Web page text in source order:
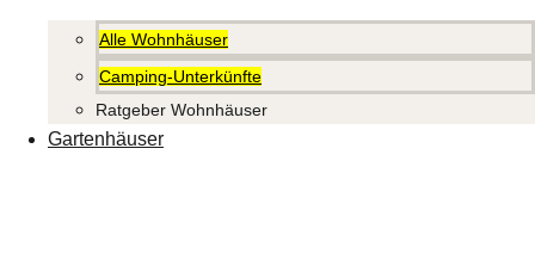
Alle Wohnhäuser
Camping-Unterkünfte
Ratgeber Wohnhäuser
Gartenhäuser